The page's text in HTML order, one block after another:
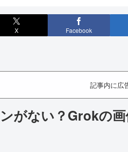
X Facebook
記事内に広
がない？Grokの